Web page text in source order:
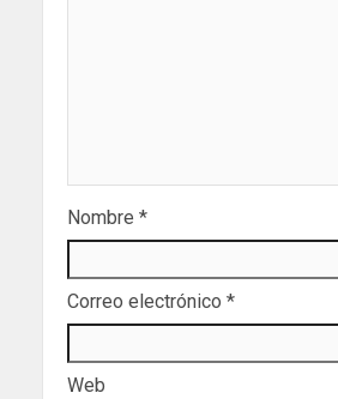
Nombre *
Correo electrónico *
Web